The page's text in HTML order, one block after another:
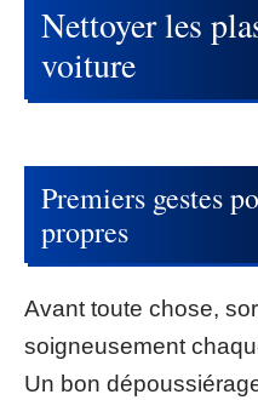
Nettoyer les
voiture
Premiers gestes
propres
Avant toute chose,
soigneusement
Un bon